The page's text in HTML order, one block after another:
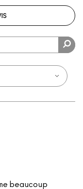
beaucoup